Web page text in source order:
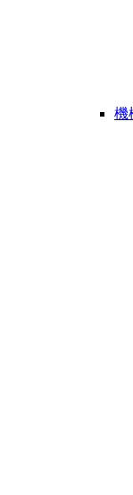
機